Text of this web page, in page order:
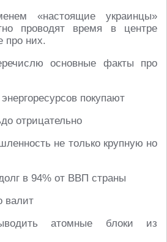
«настоящие украинцы»
проводят время в центре
про них.
основные факты про
покупают
отрицательно
не только крупную но
в 94% от ВВП страны
валит
атомные блоки из